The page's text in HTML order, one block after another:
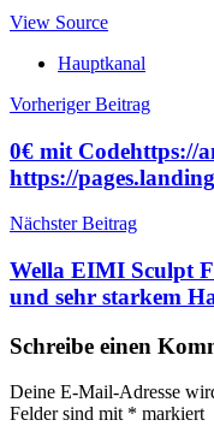
View Source
Hauptkanal
Vorheriger Beitrag
0€ mit Codehttps://
https://
Nächster Beitrag
Wella EIMI Sculpt
und sehr starkem
Schreibe einen
Deine E-Mail-Adresse
Felder sind mit * markiert